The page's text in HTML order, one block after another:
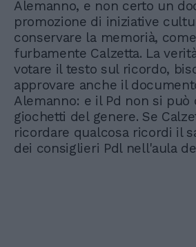
Alemanno, e non certo un
promozione di iniziative
conservare la memorià,
furbamente Calzetta. La
votare il testo sul ricordo,
approvare anche il
Alemanno: e il Pd non si può
giochetti del genere. Se
ricordare qualcosa ricordi il
dei consiglieri Pdl nell'aula